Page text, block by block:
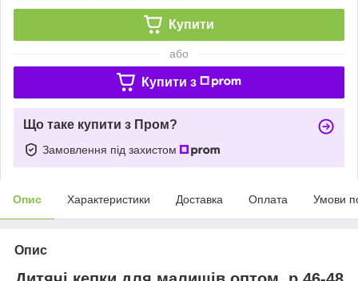
Купити
або
Купити з
Що таке купити з Пром?
Замовлення під захистом
Опис Характеристики Доставка Оплата Умови
Опис